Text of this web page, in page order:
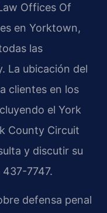
Offices Of
en Yorktown,
las
La ubicación del
clientes en los
el York
County Circuit
y discutir su
7747.
defensa penal